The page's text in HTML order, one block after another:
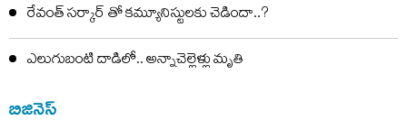
రేవంత్ సర్కార్ తో కమ్యూనిస్టులకు చెడిందా..?
ఎలుగుబంటి దాడిలో.. అన్నాచెల్లెళ్లు మృతి
బిజినెస్